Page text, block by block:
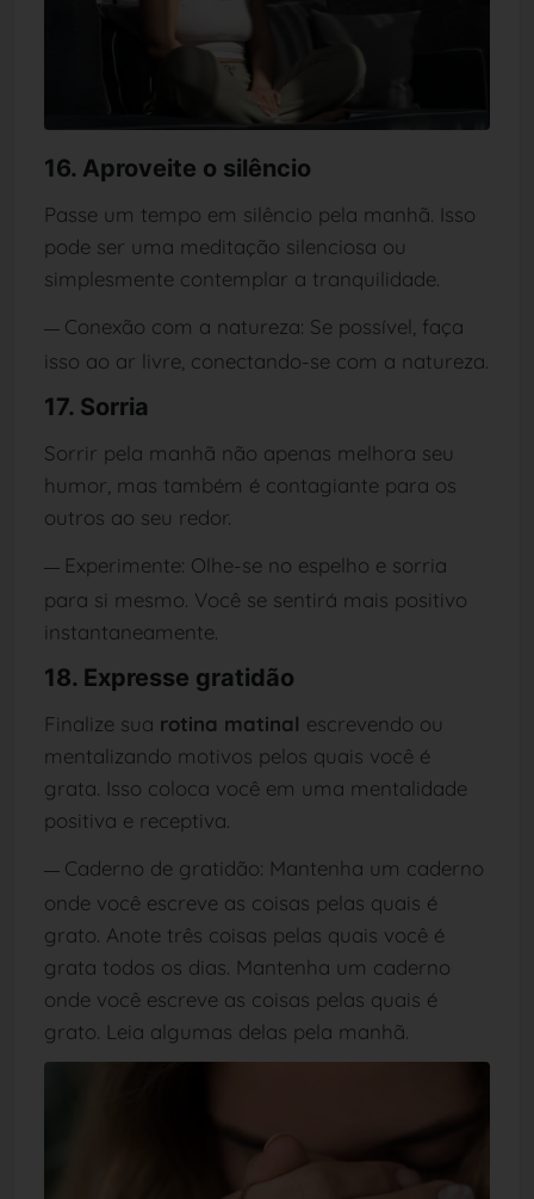
16. Aproveite o silêncio
Passe um tempo em silêncio pela manhã. Isso
pode ser uma meditação silenciosa ou
simplesmente contemplar a tranquilidade.
— Conexão com a natureza: Se possível, faça
isso ao ar livre, conectando-se com a natureza.
17. Sorria
Sorrir pela manhã não apenas melhora seu
humor, mas também é contagiante para os
outros ao seu redor.
— Experimente: Olhe-se no espelho e sorria
para si mesmo. Você se sentirá mais positivo
instantaneamente.
18. Expresse gratidão
Finalize sua rotina matinal escrevendo ou
mentalizando motivos pelos quais você é
grata. Isso coloca você em uma mentalidade
positiva e receptiva.
— Caderno de gratidão: Mantenha um caderno
onde você escreve as coisas pelas quais é
grato. Anote três coisas pelas quais você é
grata todos os dias. Mantenha um caderno
onde você escreve as coisas pelas quais é
grato. Leia algumas delas pela manhã.